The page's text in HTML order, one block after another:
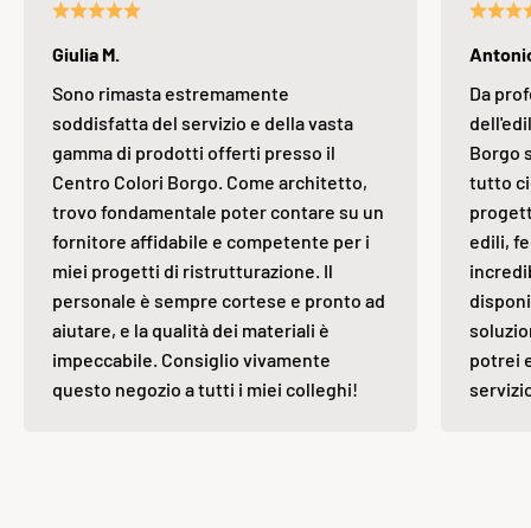
Giulia M.
Sono rimasta estremamente
soddisfatta del servizio e della vasta
gamma di prodotti offerti presso il
Centro Colori Borgo. Come architetto,
trovo fondamentale poter contare su un
fornitore affidabile e competente per i
miei progetti di ristrutturazione. Il
personale è sempre cortese e pronto ad
aiutare, e la qualità dei materiali è
impeccabile. Consiglio vivamente
questo negozio a tutti i miei colleghi!
Da
Borgo
tutto
edili,
potrei